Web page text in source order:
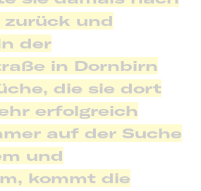
zurück und
der
in Dornbirn
die sie dort
erfolgreich
auf der Suche
und
kommt die